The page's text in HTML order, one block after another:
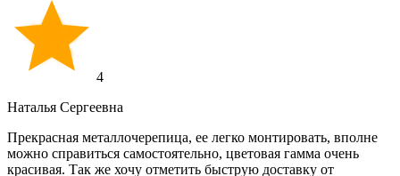
4
Наталья Сергеевна
Прекрасная металлочерепица, ее легко монтировать, вполне
можно справиться самостоятельно, цветовая гамма очень
красивая. Так же хочу отметить быструю доставку от